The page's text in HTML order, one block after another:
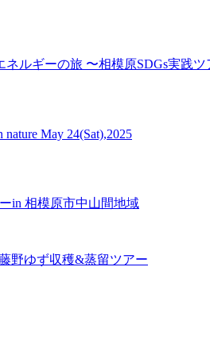
ネルギーの旅 〜相模原SDGs実践
nature May 24(Sat),2025
in 相模原市中山間地域
野ゆず収穫&蒸留ツアー